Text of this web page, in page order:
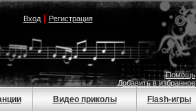
Вход| Регистрация
Помощь
Добавить в избранное
Видео приколы Flash-игры